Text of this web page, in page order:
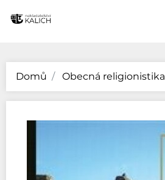
Domů Obecná religionistika